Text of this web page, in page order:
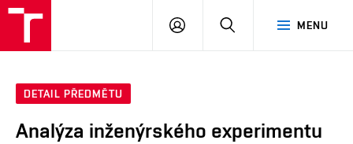
MENU
PŘIHLÁSIT
DETAIL PŘEDMĚTU
Analýza inženýrského experimentu